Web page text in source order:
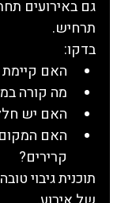
גם באירועים
תרחיש.
בדקו:
האם קיימת
מה קורה
האם יש
האם המקום
קרירים?
תוכנית גיבוי